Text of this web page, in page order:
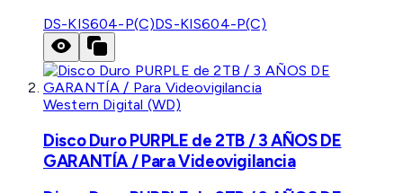
DS-KIS604-P(C)DS-KIS604-P(C)
Western Digital (WD)
Disco Duro PURPLE de 2TB / 3 AÑOS DE
GARANTÍA / Para Videovigilancia